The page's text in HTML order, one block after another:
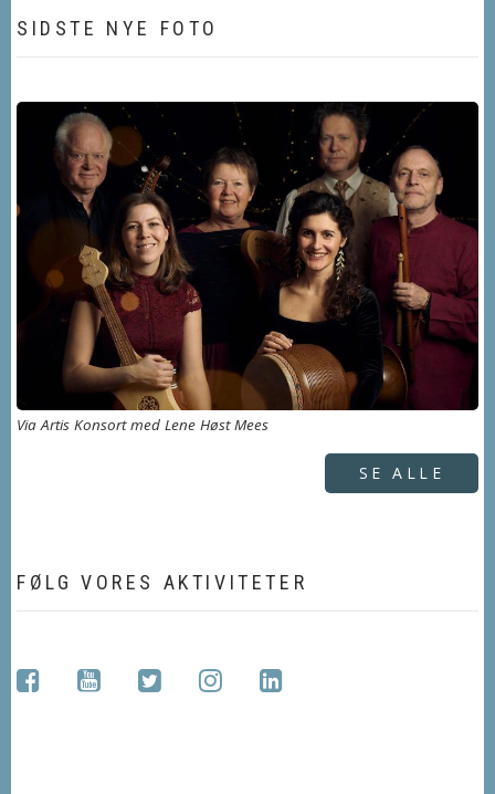
SIDSTE NYE FOTO
Via Artis Konsort med Lene Høst Mees
SE ALLE
FØLG VORES AKTIVITETER
facebookyoutubetwitterinstagramlinkedin